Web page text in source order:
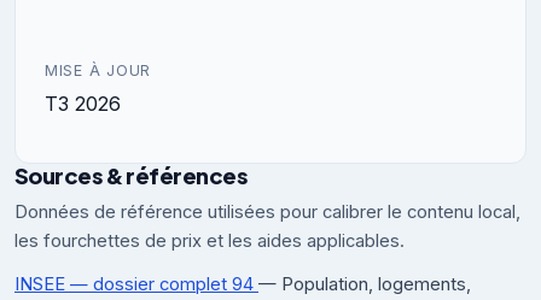
MISE À JOUR
T3 2026
Sources & références
Données de référence utilisées pour calibrer le contenu local,
les fourchettes de prix et les aides applicables.
INSEE — dossier complet 94 — Population, logements,